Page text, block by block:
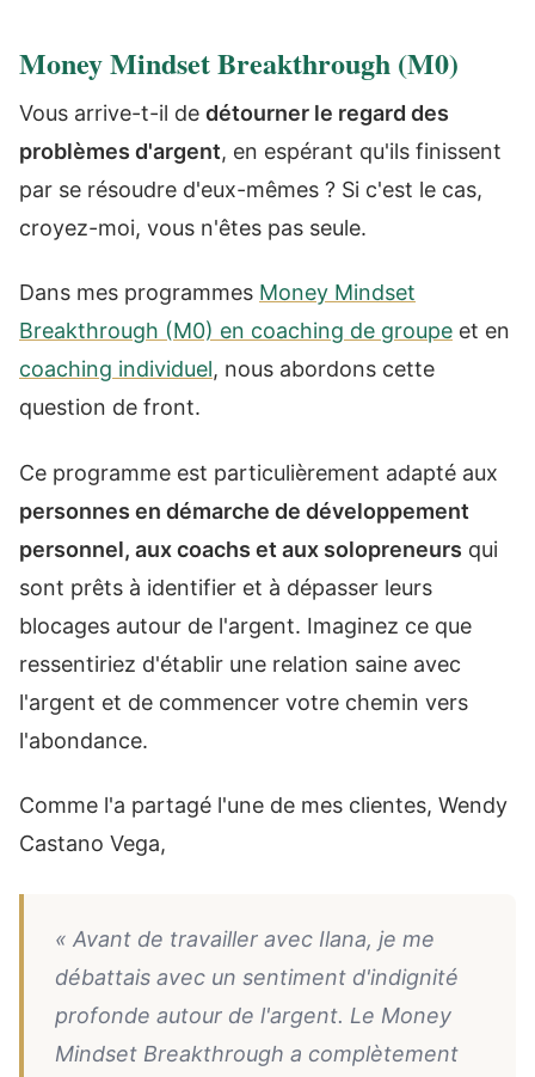
Money Mindset Breakthrough (M0)
Vous arrive-t-il de détourner le regard des
problèmes d'argent, en espérant qu'ils finissent
par se résoudre d'eux-mêmes ? Si c'est le cas,
croyez-moi, vous n'êtes pas seule.
Dans mes programmes Money Mindset
Breakthrough (M0) en coaching de groupe et en
coaching individuel, nous abordons cette
question de front.
Ce programme est particulièrement adapté aux
personnes en démarche de développement
personnel, aux coachs et aux solopreneurs qui
sont prêts à identifier et à dépasser leurs
blocages autour de l'argent. Imaginez ce que
ressentiriez d'établir une relation saine avec
l'argent et de commencer votre chemin vers
l'abondance.
Comme l'a partagé l'une de mes clientes, Wendy
Castano Vega,
« Avant de travailler avec Ilana, je me
débattais avec un sentiment d'indignité
profonde autour de l'argent. Le Money
Mindset Breakthrough a complètement